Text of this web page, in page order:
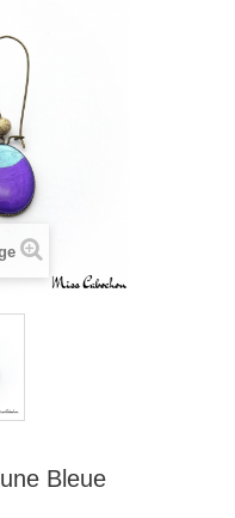
Bleue